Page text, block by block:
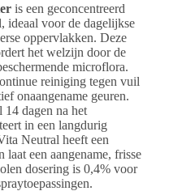
is een geconcentreerd
ideaal voor de dagelijkse
oppervlakken. Deze
het welzijn door de
microflora.
reiniging tegen vuil
onaangename geuren.
dagen na het
in een langdurig
Neutral heeft een
een aangename, frisse
dosering is 0,4% voor